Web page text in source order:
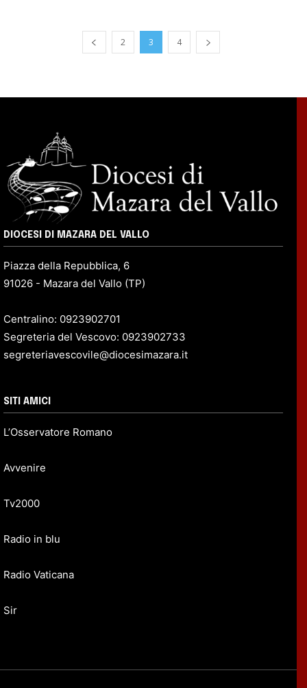
2 3 4
DIOCESI DI MAZARA DEL VALLO
Piazza della Repubblica, 6
91026 - Mazara del Vallo (TP)
Centralino: 0923902701
Segreteria del Vescovo: 0923902733
segreteriavescovile@diocesimazara.it
SITI AMICI
L’Osservatore Romano
Avvenire
Tv2000
Radio in blu
Radio Vaticana
Sir